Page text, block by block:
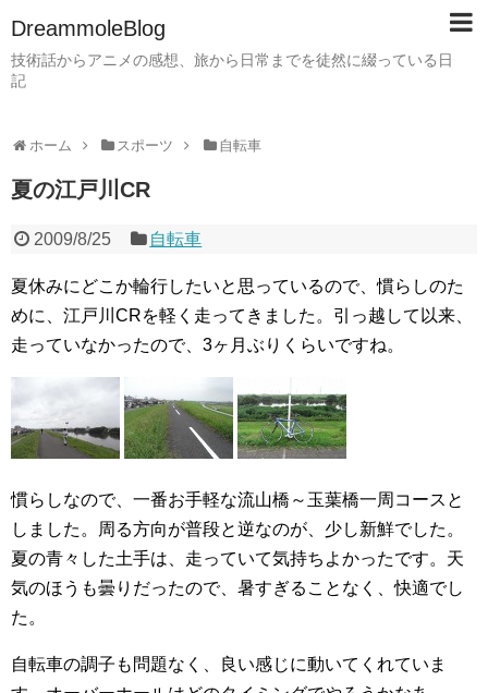
DreammoleBlog
技術話からアニメの感想、旅から日常までを徒然に綴っている日
記
ホーム スポーツ 自転車
夏の江戸川CR
2009/8/25 自転車
夏休みにどこか輪行したいと思っているので、慣らしのた
めに、江戸川CRを軽く走ってきました。引っ越して以来、
走っていなかったので、3ヶ月ぶりくらいですね。
慣らしなので、一番お手軽な流山橋～玉葉橋一周コースと
しました。周る方向が普段と逆なのが、少し新鮮でした。
夏の青々した土手は、走っていて気持ちよかったです。天
気のほうも曇りだったので、暑すぎることなく、快適でし
た。
自転車の調子も問題なく、良い感じに動いてくれていま